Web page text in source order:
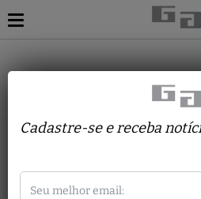
TÂNIA
Fantasia em
Cadastre-se e receba